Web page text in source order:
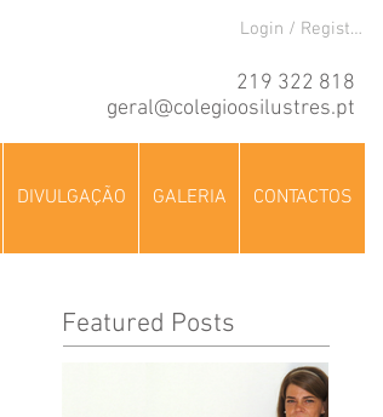
Login / Registre-se
219 322 818
geral@colegioosilustres.pt
DIVULGAÇÃO GALERIA CONTACTOS
Featured Posts